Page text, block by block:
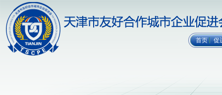
首页 促